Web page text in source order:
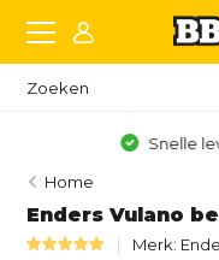
Gratis
Home
Enders Vulano
Merk: